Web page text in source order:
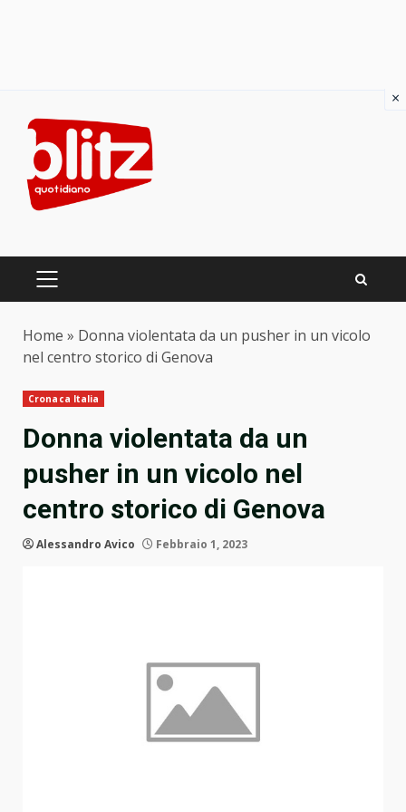
content
PRIMARY
Home » Donna violentata da un pusher in un vicolo
nel centro storico di Genova
Cronaca Italia
Donna violentata da un
pusher in un vicolo nel
centro storico di Genova
Alessandro Avico Febbraio 1, 2023
×